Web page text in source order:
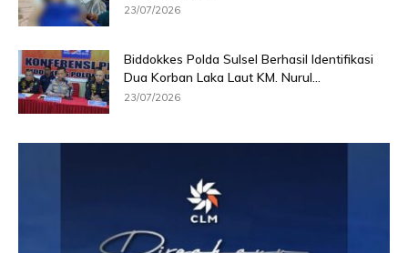
23/07/2026
Biddokkes Polda Sulsel Berhasil Identifikasi
Dua Korban Laka Laut KM. Nurul...
23/07/2026